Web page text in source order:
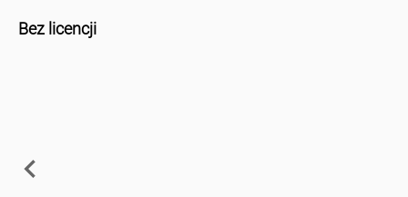
Bez licencji